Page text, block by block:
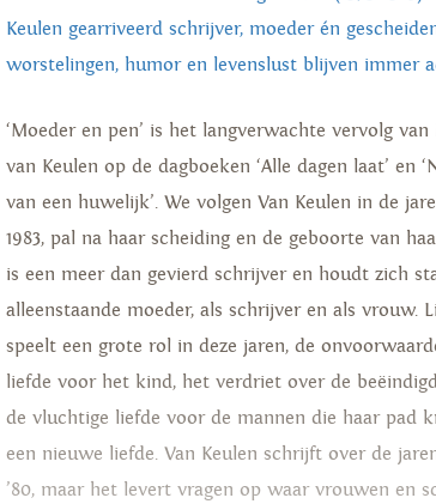
Keulen gearriveerd schrijver, moeder én
worstelingen, humor en levenslust blijven immer
‘Moeder en pen’ is het langverwachte vervolg van
van Keulen op de dagboeken ‘Alle dagen laat’ en
van een huwelijk’. We volgen Van Keulen in de
1983, pal na haar scheiding en de geboorte van
is een meer dan gevierd schrijver en houdt zich
alleenstaande moeder, als schrijver en als vrouw.
speelt een grote rol in deze jaren, de
liefde voor het kind, het verdriet over de
de vluchtige liefde voor de mannen die haar pad
een nieuwe liefde. Van Keulen schrijft over de
’80, maar het levert vragen op waar vrouwen en